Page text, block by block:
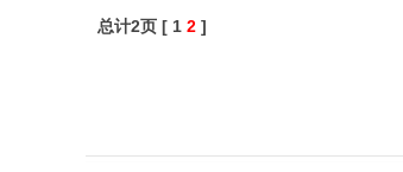
总计2页 [ 1 2 ]